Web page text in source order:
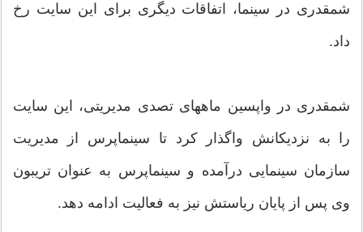
شمقدری در سینما، اتفاقات دیگری برای این سایت رخ
داد.
شمقدری در واپسین ماههای تصدی مدیریتی، این سایت
را به نزدیکانش واگذار کرد تا سینماپرس از مدیریت
سازمان سینمایی درآمده و سینماپرس به عنوان تریبون
وی پس از پایان ریاستش نیز به فعالیت ادامه دهد.